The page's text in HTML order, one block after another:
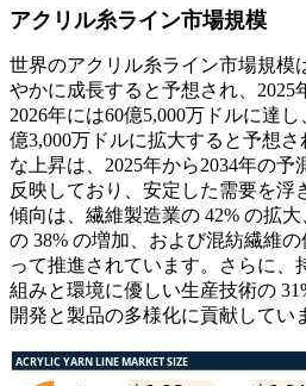
アクリル糸ライン市場規模
世界のアクリル糸ライン市場規模
やかに成長すると予想され、2025
2026年には60億5,000万ドルに達
億3,000万ドルに拡大すると予想
な上昇は、2025年から2034年の予
反映しており、安定した需要を浮
傾向は、繊維製造業の 42% の拡
の 38% の増加、および混紡繊維
って推進されています。さらに、
組みと環境に優しい生産技術の
開発と製品の多様化に貢献してい